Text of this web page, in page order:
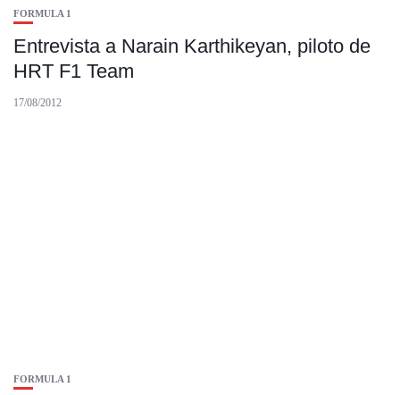
FORMULA 1
Entrevista a Narain Karthikeyan, piloto de
HRT F1 Team
17/08/2012
FORMULA 1